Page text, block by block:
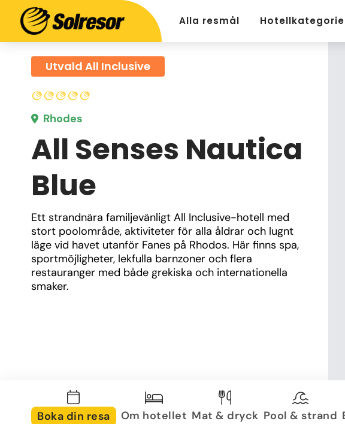
Alla resmål
Utvald All Inclusive
Rhodes
All Senses Nautica
Blue
Ett strandnära familjevänligt All Inclusive-hotell med
stort poolområde, aktiviteter för alla åldrar och lugnt
läge vid havet utanför Fanes på Rhodos. Här finns spa,
sportmöjligheter, lekfulla barnzoner och flera
restauranger med både grekiska och internationella
smaker.
Boka din resa Om hotellet Mat & dryck Pool & strand